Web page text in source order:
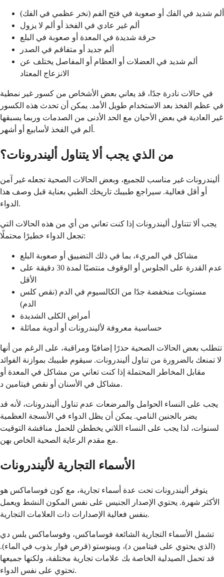
ألم شديد في الفك أو صعوبة في فتح الفم (نخر عظمي في الفك)
ألم غير عادي في الفخذ أو ألم لا يزول
حرقة شديدة في المعدة أو صعوبة في البلع
ألم جديد أو متفاقم في الصدر
ألم شديد في العضلات أو العظام أو المفاصل يختلف عن
الانزعاج المعتاد
في حالات نادرة جدًا، قد يعاني بعض الأشخاص من كسور غير نمطية
في عظم الفخذ بعد الاستخدام طويل الأمد. يمكن أن تحدث هذه الكسور
غير العادية في بعض الأحيان مع الحد الأدنى من الصدمات وربما يسبقها
ألم في الفخذ لأسابيع أو أشهر.
من الذي يجب ألا يتناول أليندرونات؟
أليندرونات غير مناسب للجميع، وبعض الحالات الصحية تجعله غير آمن
أو أقل فعالية. سيراجع طبيبك تاريخك الطبي بعناية قبل وصف هذا
الدواء.
يجب ألا تتناول أليندرونات إذا كنت تعاني من أي من هذه الحالات التي
تجعل الدواء خطيرًا محتملًا:
مشاكل في المريء، بما في ذلك التضييق أو صعوبة البلع
عدم القدرة على الجلوس أو الوقوف منتصبًا لمدة 30 دقيقة على
الأقل
مستويات منخفضة جدًا من الكالسيوم في الدم (نقص كلس
الدم)
أمراض الكلى الشديدة
حساسية معروفة لأليندرونات أو أدوية مماثلة
تتطلب بعض الحالات الصحية حذرًا إضافيًا ومراقبة، على الرغم من أنها
لا تمنعك بالضرورة من تناول أليندرونات. سيقوم طبيبك بموازنة الفوائد
مقابل المخاطر المحتملة إذا كنت تعاني من مشاكل في المعدة أو
مشاكل في الأسنان أو نقص فيتامين د.
يجب على النساء الحوامل والمرضعات عدم تناول أليندرونات، لأنه قد
يضر بالجنين النامي. يمكن أن يظل الدواء في الأنسجة العظمية
لسنوات، لذا يجب على النساء اللاتي يخططن للحمل مناقشة التوقيت
مع مقدم الرعاية الصحية الخاص بهن.
الأسماء التجارية لأليندرونات
يتوفر أليندرونات تحت عدة أسماء تجارية، مع كون فوساماكس هو
الأكثر شهرة. يحتوي الإصدار الجنيس على نفس المكون النشط ويعمل
بنفس فعالية الإصدارات ذات العلامات التجارية.
تشمل الأسماء التجارية الشائعة فوساماكس، وفوساماكس بلس دي
(الذي يحتوي على فيتامين د)، وبينوستو (قرص فوار يذوب في الماء).
قد تحمل الصيدلية الخاصة بك علامات تجارية مختلفة، ولكنها جميعها
تحتوي على نفس الدواء.